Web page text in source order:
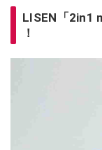
LISEN「2in1
！